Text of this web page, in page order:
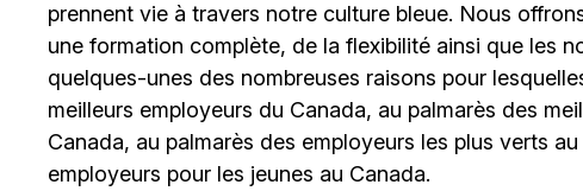
prennent vie à travers notre culture bleue. Nous
une formation complète, de la flexibilité ainsi que les
quelques-unes des nombreuses raisons pour
meilleurs employeurs du Canada, au palmarès des
Canada, au palmarès des employeurs les plus verts
employeurs pour les jeunes au Canada.